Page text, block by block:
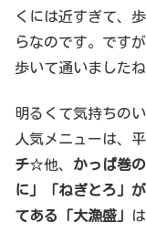
くには近すぎて、
らなのです。です
歩いて通いましたね
明るくて気持ちの
人気メニューは、
チ☆他、 かっぱ巻
に」「ねぎとろ」
てある「大漁盛」